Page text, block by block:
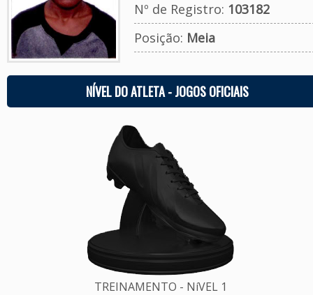
Nº de Registro: 103182
Posição: Meia
NÍVEL DO ATLETA - JOGOS OFICIAIS
TREINAMENTO - NíVEL 1